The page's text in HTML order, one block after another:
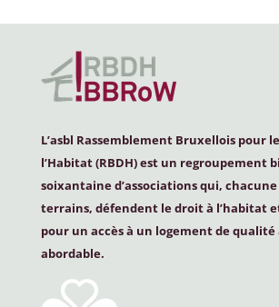
L’asbl Rassemblement Bruxellois pour
l’Habitat (RBDH) est un regroupement
soixantaine d’associations qui,
terrains, défendent le droit à l’habitat
pour un accès à un logement de qualité
abordable.